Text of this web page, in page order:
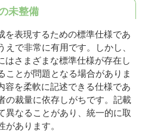
未整備
を表現するための標準仕様であ
で非常に有用です。しかし、
はさまざまな標準仕様が存在し
ことが問題となる場合がありま
容を柔軟に記述できる仕様であ
の裁量に依存しがちです。記載
異なることがあり、統一的に取
あります。